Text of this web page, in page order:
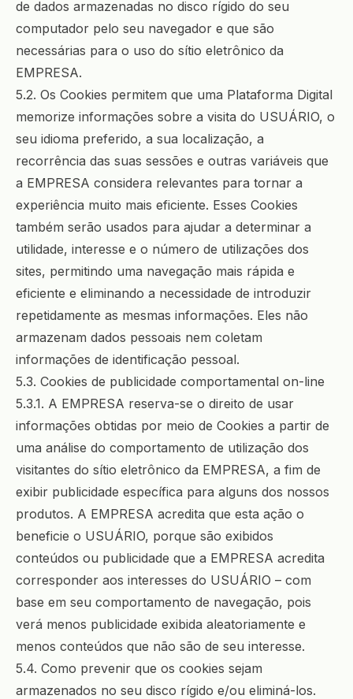
de dados armazenadas no disco rígido do seu
computador pelo seu navegador e que são
necessárias para o uso do sítio eletrônico da
EMPRESA.
5.2. Os Cookies permitem que uma Plataforma Digital
memorize informações sobre a visita do USUÁRIO, o
seu idioma preferido, a sua localização, a
recorrência das suas sessões e outras variáveis que
a EMPRESA considera relevantes para tornar a
experiência muito mais eficiente. Esses Cookies
também serão usados para ajudar a determinar a
utilidade, interesse e o número de utilizações dos
sites, permitindo uma navegação mais rápida e
eficiente e eliminando a necessidade de introduzir
repetidamente as mesmas informações. Eles não
armazenam dados pessoais nem coletam
informações de identificação pessoal.
5.3. Cookies de publicidade comportamental on-line
5.3.1. A EMPRESA reserva-se o direito de usar
informações obtidas por meio de Cookies a partir de
uma análise do comportamento de utilização dos
visitantes do sítio eletrônico da EMPRESA, a fim de
exibir publicidade específica para alguns dos nossos
produtos. A EMPRESA acredita que esta ação o
beneficie o USUÁRIO, porque são exibidos
conteúdos ou publicidade que a EMPRESA acredita
corresponder aos interesses do USUÁRIO – com
base em seu comportamento de navegação, pois
verá menos publicidade exibida aleatoriamente e
menos conteúdos que não são de seu interesse.
5.4. Como prevenir que os cookies sejam
armazenados no seu disco rígido e/ou eliminá-los.